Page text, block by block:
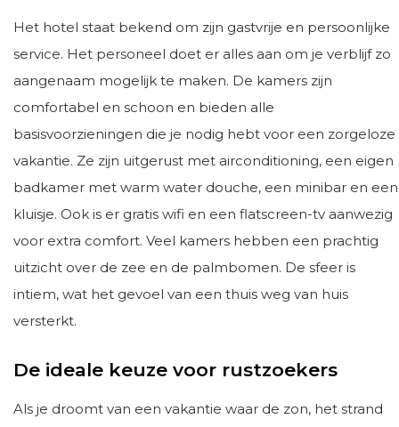
Het hotel staat bekend om zijn gastvrije en persoonlijke
service. Het personeel doet er alles aan om je verblijf zo
aangenaam mogelijk te maken. De kamers zijn
comfortabel en schoon en bieden alle
basisvoorzieningen die je nodig hebt voor een zorgeloze
vakantie. Ze zijn uitgerust met airconditioning, een eigen
badkamer met warm water douche, een minibar en een
kluisje. Ook is er gratis wifi en een flatscreen-tv aanwezig
voor extra comfort. Veel kamers hebben een prachtig
uitzicht over de zee en de palmbomen. De sfeer is
intiem, wat het gevoel van een thuis weg van huis
versterkt.
De ideale keuze voor rustzoekers
Als je droomt van een vakantie waar de zon, het strand